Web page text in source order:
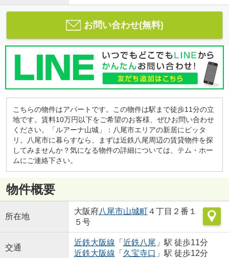
お問い合わせ(無料)
こちらの物件はアパートです。この物件は駅まで徒歩11分の立
地です。賃料10万円以下をご希望のお客様、ぜひお問い合わせ
ください。「ルアーナ山城」：八尾市エリアの新居にピッタ
リ。八尾市に暮らすなら、まずは近鉄八尾周辺の賃貸物件を探
してみませんか？気になる物件の詳細については、テム・ホー
ムにご連絡下さい。
物件概要
所在地
大阪府八尾市山城町４丁目２番１
５号
交通
近鉄大阪線 「 近鉄八尾 」駅 徒歩11分
近鉄大阪線 「 久宝寺口 」駅 徒歩12分